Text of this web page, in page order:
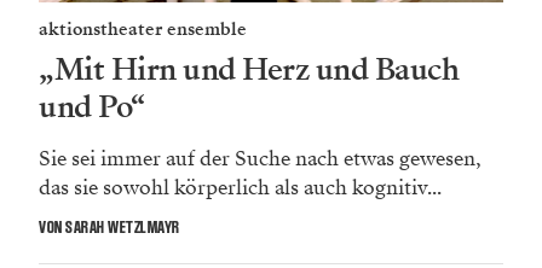
aktionstheater ensemble
„Mit Hirn und Herz und Bauch
und Po“
Sie sei immer auf der Suche nach etwas gewesen,
das sie sowohl körperlich als auch kognitiv...
VON SARAH WETZLMAYR